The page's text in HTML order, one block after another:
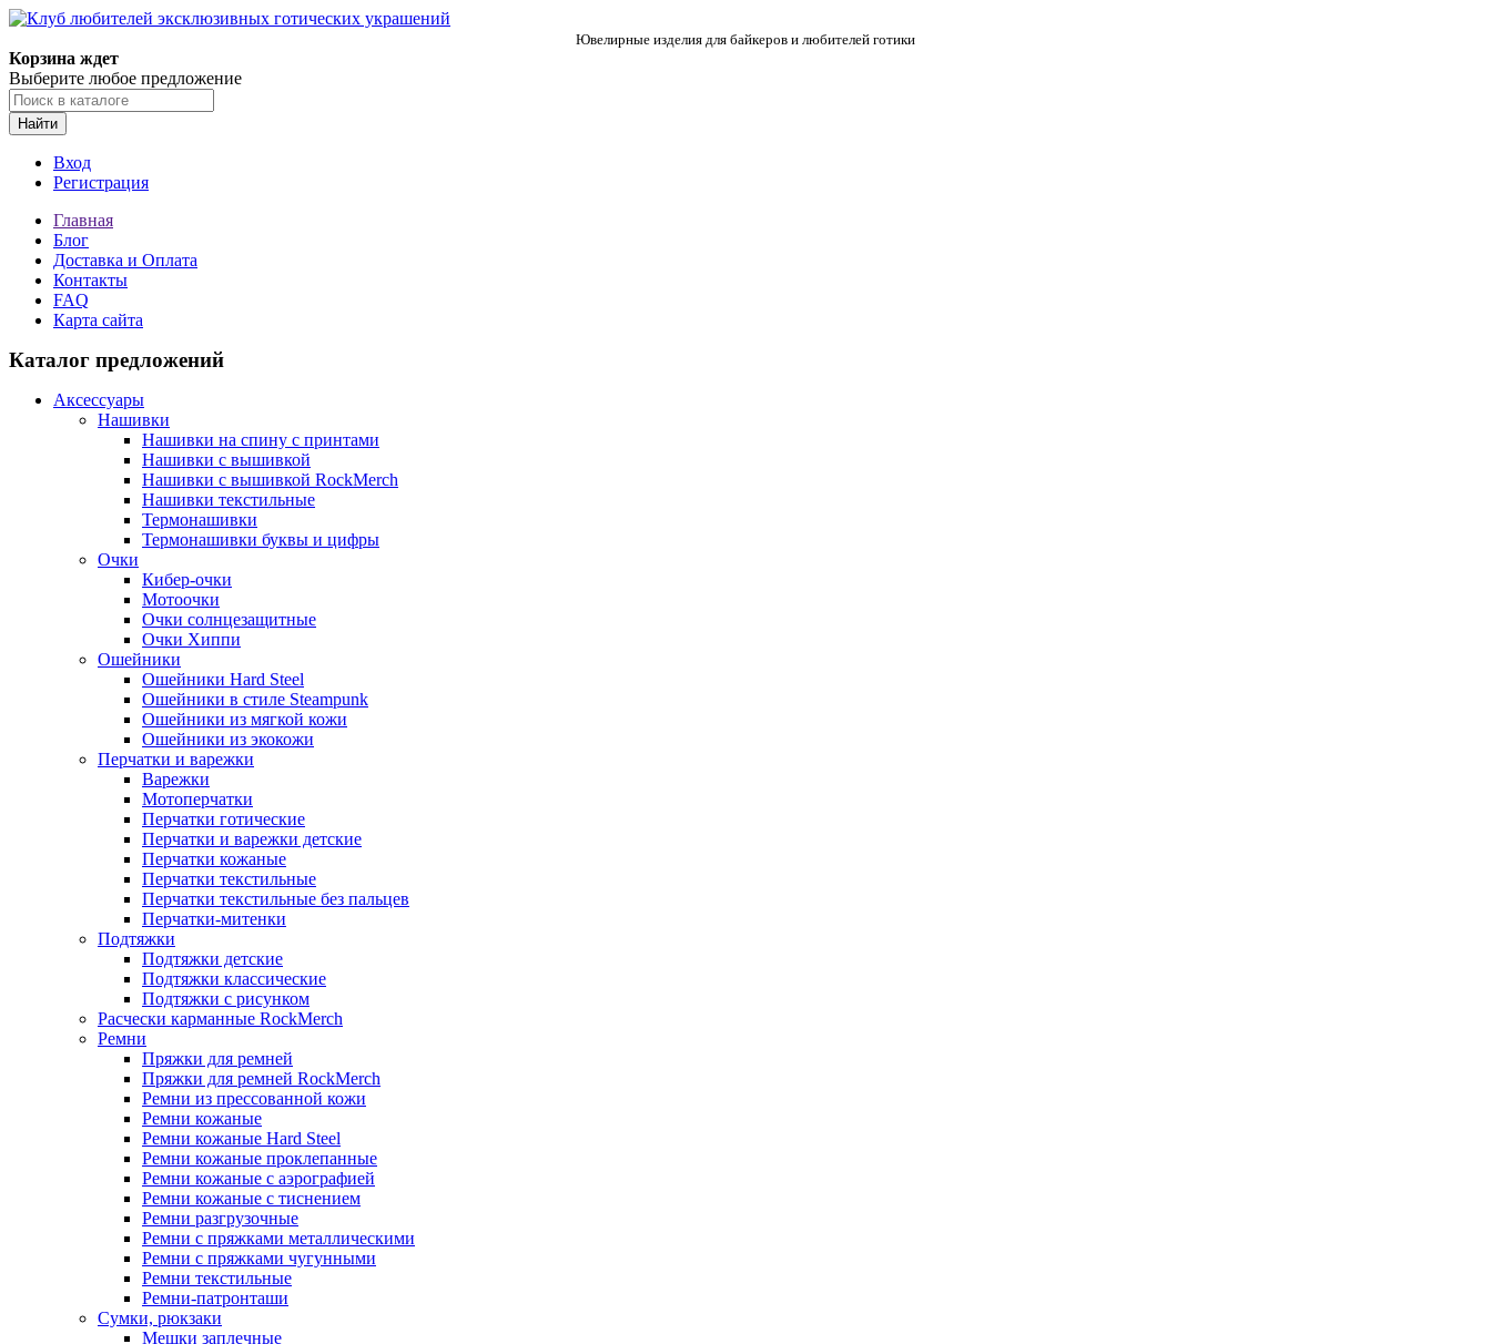
Ювелирные изделия для байкеров и любителей готики
Корзина ждет
Выберите любое предложение
Найти
Вход
Регистрация
Главная
Блог
Доставка и Оплата
Контакты
FAQ
Карта сайта
Каталог предложений
Аксессуары
Нашивки
Нашивки на спину с принтами
Нашивки с вышивкой
Нашивки с вышивкой RockMerch
Нашивки текстильные
Термонашивки
Термонашивки буквы и цифры
Очки
Кибер-очки
Мотоочки
Очки солнцезащитные
Очки Хиппи
Ошейники
Ошейники Hard Steel
Ошейники в стиле Steampunk
Ошейники из мягкой кожи
Ошейники из экокожи
Перчатки и варежки
Варежки
Мотоперчатки
Перчатки готические
Перчатки и варежки детские
Перчатки кожаные
Перчатки текстильные
Перчатки текстильные без пальцев
Перчатки-митенки
Подтяжки
Подтяжки детские
Подтяжки классические
Подтяжки с рисунком
Расчески карманные RockMerch
Ремни
Пряжки для ремней
Пряжки для ремней RockMerch
Ремни из прессованной кожи
Ремни кожаные
Ремни кожаные Hard Steel
Ремни кожаные проклепанные
Ремни кожаные с аэрографией
Ремни кожаные с тиснением
Ремни разгрузочные
Ремни с пряжками металлическими
Ремни с пряжками чугунными
Ремни текстильные
Ремни-патронташи
Сумки, рюкзаки
Мешки заплечные